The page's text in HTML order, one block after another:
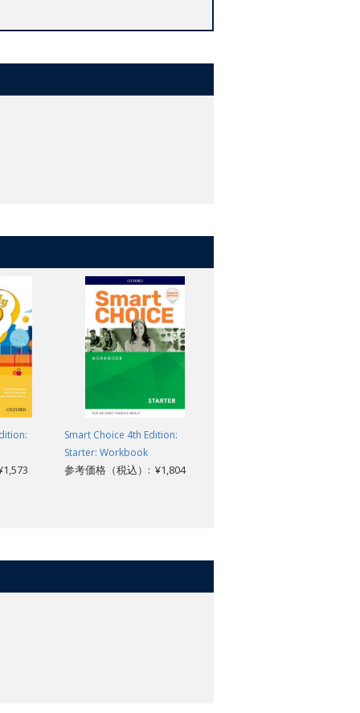
Smart Choice 4th Edition:
Starter: Workbook
参考価格（税込）: ¥1,804